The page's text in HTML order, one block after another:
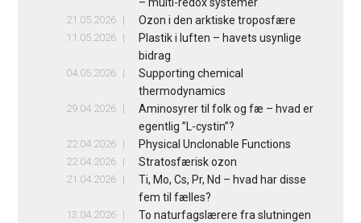
21.05.2026 Ozon i den arktiske troposfære
11.05.2026
Plastik i luften – havets usynlige
bidrag
04.05.2026
Supporting chemical
thermodynamics
29.04.2026
Aminosyrer til folk og fæ – hvad er
egentlig ”L-cystin”?
22.04.2026 Physical Unclonable Functions
22.04.2026 Stratosfærisk ozon
21.04.2026
Ti, Mo, Cs, Pr, Nd – hvad har disse
fem til fælles?
13.04.2026
To naturfagslærere fra slutningen